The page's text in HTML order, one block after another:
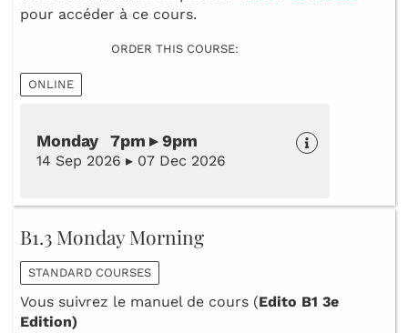
pour accéder à ce cours.
ORDER THIS COURSE:
ONLINE
Monday 7pm ▸ 9pm
14 Sep 2026 ▸ 07 Dec 2026
B1.3 Monday Morning
STANDARD COURSES
Vous suivrez le manuel de cours (Edito B1 3e
Edition)